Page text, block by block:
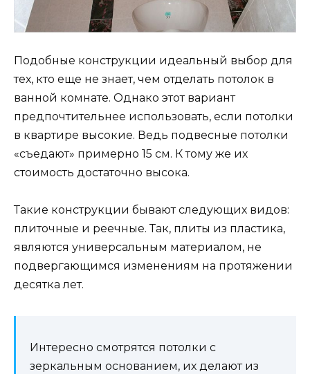
Подобные конструкции идеальный выбор для
тех, кто еще не знает, чем отделать потолок в
ванной комнате. Однако этот вариант
предпочтительнее использовать, если потолки
в квартире высокие. Ведь подвесные потолки
«съедают» примерно 15 см. К тому же их
стоимость достаточно высока.
Такие конструкции бывают следующих видов:
плиточные и реечные. Так, плиты из пластика,
являются универсальным материалом, не
подвергающимся изменениям на протяжении
десятка лет.
Интересно смотрятся потолки с
зеркальным основанием, их делают из